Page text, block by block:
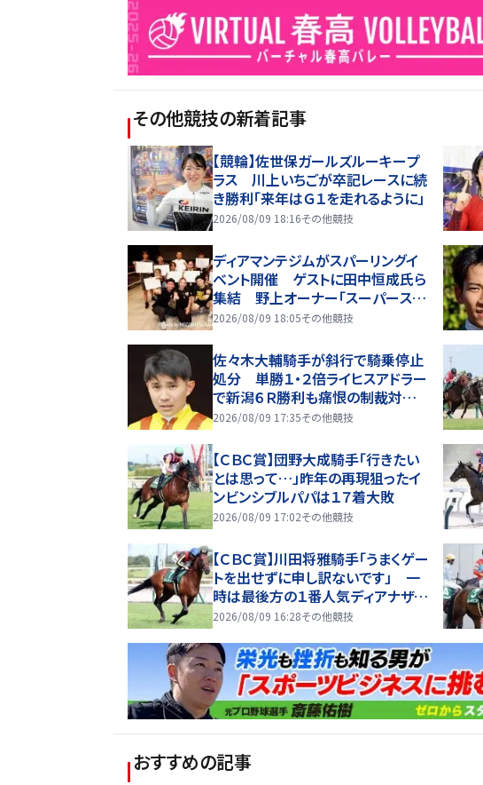
その他競技の新着記事
【競輪】佐世保ガールズルーキープ
ラス 川上いちごが卒記レースに続
き勝利「来年はＧ１を走れるように」
2026/08/09 18:16その他競技
ディアマンテジムがスパーリングイ
ベント開催 ゲストに田中恒成氏ら
集結 野上オーナー「スーパースタ
ーが育ってくれることを夢見て」
2026/08/09 18:05その他競技
佐々木大輔騎手が斜行で騎乗停止
処分 単勝１・２倍ライヒスアドラー
で新潟６Ｒ勝利も痛恨の制裁対象
に
2026/08/09 17:35その他競技
【ＣＢＣ賞】団野大成騎手「行きたい
とは思って…」昨年の再現狙ったイ
ンビンシブルパパは１７着大敗
2026/08/09 17:02その他競技
【ＣＢＣ賞】川田将雅騎手「うまくゲー
トを出せずに申し訳ないです」 一
時は最後方の１番人気ディアナザー
ルは９着
2026/08/09 16:28その他競技
おすすめの記事